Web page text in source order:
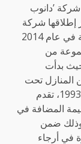
’دانوب
إطلاقها شركة
’دانوب هوم‘ في عام 2009. وأنشأت المجموعة في عام 2014
من
بدأت
المنازل تحت
مظلة الشركة. وانطلاقاً من تأسيسها في عام 1993، تقدم
القيمة المضافة في
وذلك ضمن
في أرجاء